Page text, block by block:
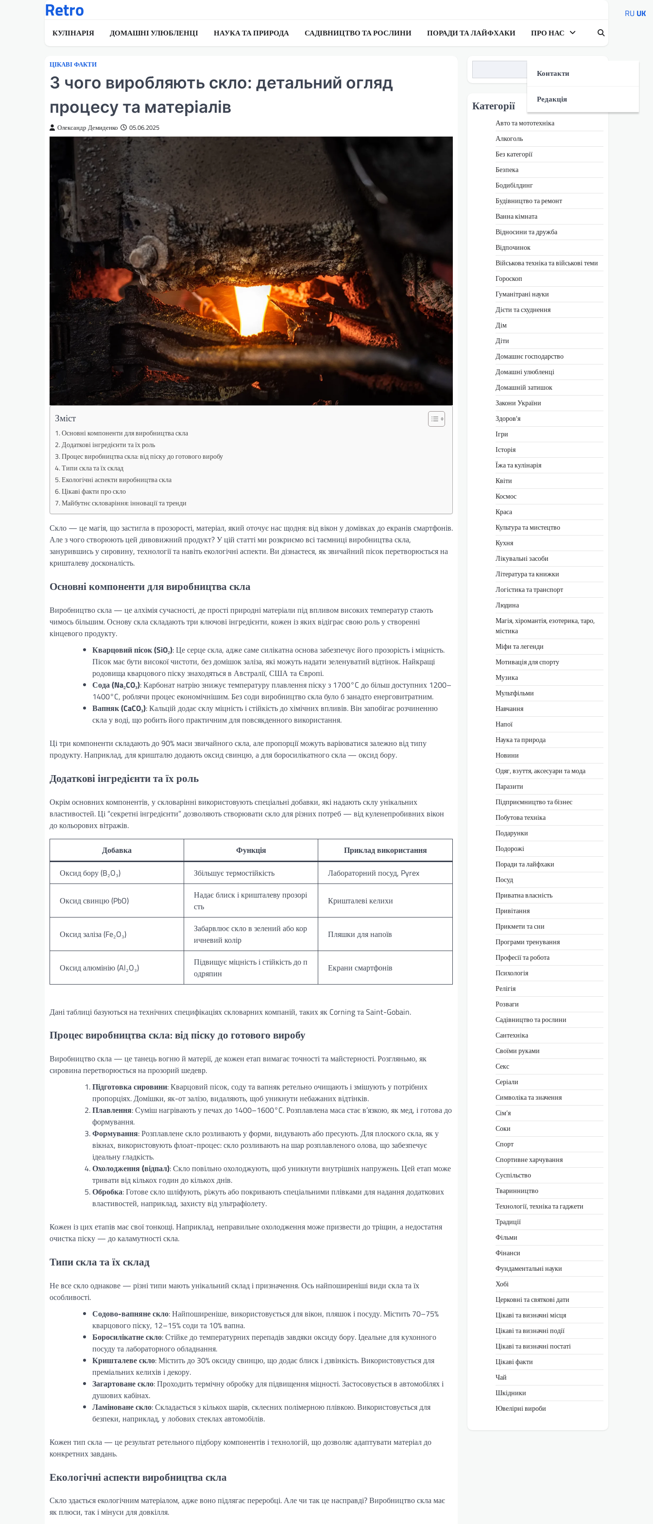
Retro
КУЛІНАРІЯ ДОМАШНІ УЛЮБЛЕНЦІ НАУКА ТА ПРИРОДА САДІВНИЦТВО ТА РОСЛИНИ ПОРАДИ ТА ЛАЙФХАКИ ПРО НАС
Контакти
Редакція
ЦІКАВІ ФАКТИ
З чого виробляють скло: детальний огляд
процесу та матеріалів
Олександр Демиденко 05.06.2025
Зміст
Основні компоненти для виробництва скла
Додаткові інгредієнти та їх роль
Процес виробництва скла: від піску до готового виробу
Типи скла та їх склад
Екологічні аспекти виробництва скла
Цікаві факти про скло
Майбутнє скловаріння: інновації та тренди
Скло — це магія, що застигла в прозорості, матеріал, який оточує нас щодня: від вікон у домівках до екранів смартфонів.
Але з чого створюють цей дивовижний продукт? У цій статті ми розкриємо всі таємниці виробництва скла,
занурившись у сировину, технології та навіть екологічні аспекти. Ви дізнаєтеся, як звичайний пісок перетворюється на
кришталеву досконалість.
Основні компоненти для виробництва скла
Виробництво скла — це алхімія сучасності, де прості природні матеріали під впливом високих температур стають
чимось більшим. Основу скла складають три ключові інгредієнти, кожен із яких відіграє свою роль у створенні
кінцевого продукту.
Кварцовий пісок (SiO₂): Це серце скла, адже саме силікатна основа забезпечує його прозорість і міцність.
Пісок має бути високої чистоти, без домішок заліза, які можуть надати зеленуватий відтінок. Найкращі
родовища кварцового піску знаходяться в Австралії, США та Європі.
Сода (Na₂CO₃): Карбонат натрію знижує температуру плавлення піску з 1700°C до більш доступних 1200–
1400°C, роблячи процес економічнішим. Без соди виробництво скла було б занадто енерговитратним.
Вапняк (CaCO₃): Кальцій додає склу міцність і стійкість до хімічних впливів. Він запобігає розчиненню
скла у воді, що робить його практичним для повсякденного використання.
Ці три компоненти складають до 90% маси звичайного скла, але пропорції можуть варіюватися залежно від типу
продукту. Наприклад, для кришталю додають оксид свинцю, а для боросилікатного скла — оксид бору.
Додаткові інгредієнти та їх роль
Окрім основних компонентів, у скловарінні використовують спеціальні добавки, які надають склу унікальних
властивостей. Ці “секретні інгредієнти” дозволяють створювати скло для різних потреб — від куленепробивних вікон
до кольорових вітражів.
Добавка Функція
Приклад використання
Оксид бору (B₂O₃)
Збільшує термостійкість Лабораторний посуд, Pyrex
Оксид свинцю (PbO)
Надає блиск і кришталеву прозорі
сть
Кришталеві келихи
Оксид заліза (Fe₂O₃)
Забарвлює скло в зелений або кор
ичневий колір
Пляшки для напоїв
Оксид алюмінію (Al₂O₃)
Підвищує міцність і стійкість до п
одряпин
Екрани смартфонів
Дані таблиці базуються на технічних специфікаціях скловарних компаній, таких як Corning та Saint-Gobain.
Процес виробництва скла: від піску до готового виробу
Виробництво скла — це танець вогню й матерії, де кожен етап вимагає точності та майстерності. Розгляньмо, як
сировина перетворюється на прозорий шедевр.
Підготовка сировини: Кварцовий пісок, соду та вапняк ретельно очищають і змішують у потрібних
пропорціях. Домішки, як-от залізо, видаляють, щоб уникнути небажаних відтінків.
Плавлення: Суміш нагрівають у печах до 1400–1600°C. Розплавлена маса стає в’язкою, як мед, і готова до
формування.
Формування: Розплавлене скло розливають у форми, видувають або пресують. Для плоского скла, як у
вікнах, використовують флоат-процес: скло розливають на шар розплавленого олова, що забезпечує
ідеальну гладкість.
Охолодження (відпал): Скло повільно охолоджують, щоб уникнути внутрішніх напружень. Цей етап може
тривати від кількох годин до кількох днів.
Обробка: Готове скло шліфують, ріжуть або покривають спеціальними плівками для надання додаткових
властивостей, наприклад, захисту від ультрафіолету.
Кожен із цих етапів має свої тонкощі. Наприклад, неправильне охолодження може призвести до тріщин, а недостатня
очистка піску — до каламутності скла.
Типи скла та їх склад
Не все скло однакове — різні типи мають унікальний склад і призначення. Ось найпоширеніші види скла та їх
особливості.
Содово-вапняне скло: Найпоширеніше, використовується для вікон, пляшок і посуду. Містить 70–75%
кварцового піску, 12–15% соди та 10% вапна.
Боросилікатне скло: Стійке до температурних перепадів завдяки оксиду бору. Ідеальне для кухонного
посуду та лабораторного обладнання.
Кришталеве скло: Містить до 30% оксиду свинцю, що додає блиск і дзвінкість. Використовується для
преміальних келихів і декору.
Загартоване скло: Проходить термічну обробку для підвищення міцності. Застосовується в автомобілях і
душових кабінах.
Ламіноване скло: Складається з кількох шарів, склеєних полімерною плівкою. Використовується для
безпеки, наприклад, у лобових стеклах автомобілів.
Кожен тип скла — це результат ретельного підбору компонентів і технологій, що дозволяє адаптувати матеріал до
конкретних завдань.
Екологічні аспекти виробництва скла
Скло здається екологічним матеріалом, адже воно підлягає переробці. Але чи так це насправді? Виробництво скла має
як плюси, так і мінуси для довкілля.
Категорії
Авто та мототехніка
Алкоголь
Без категорії
Безпека
Бодибілдинг
Будівництво та ремонт
Ванна кімната
Відносини та дружба
Відпочинок
Військова техніка та військові теми
Гороскоп
Гуманітрані науки
Дієти та схуднення
Дім
Діти
Домашнє господарство
Домашні улюбленці
Домашній затишок
Закони України
Здоров'я
Ігри
Історія
Їжа та кулінарія
Квіти
Космос
Краса
Культура та мистецтво
Кухня
Лікувальні засоби
Література та книжки
Логістика та транспорт
Людина
Магія, хіромантія, езотерика, таро,
містика
Міфи та легенди
Мотивація для спорту
Музика
Мультфільми
Навчання
Напої
Наука та природа
Новини
Одяг, взуття, аксесуари та мода
Паразити
Підприємництво та бізнес
Побутова техніка
Подарунки
Подорожі
Поради та лайфхаки
Посуд
Приватна власність
Привітання
Прикмети та сни
Програми тренування
Професії та робота
Психологія
Релігія
Розваги
Садівництво та рослини
Сантехніка
Своїми руками
Секс
Серіали
Символіка та значення
Сім’я
Соки
Спорт
Спортивне харчування
Суспільство
Тваринництво
Технології, техніка та гаджети
Традиції
Фільми
Фінанси
Фундаментальні науки
Хобі
Церковні та святкові дати
Цікаві та визначні місця
Цікаві та визначні події
Цікаві та визначні постаті
Цікаві факти
Чай
Шкідники
Ювелірні вироби
RU UK